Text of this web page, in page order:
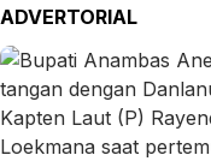
ADVERTORIAL